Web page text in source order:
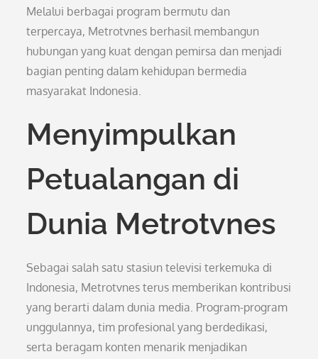
Melalui berbagai program bermutu dan
terpercaya, Metrotvnes berhasil membangun
hubungan yang kuat dengan pemirsa dan menjadi
bagian penting dalam kehidupan bermedia
masyarakat Indonesia.
Menyimpulkan
Petualangan di
Dunia Metrotvnes
Sebagai salah satu stasiun televisi terkemuka di
Indonesia, Metrotvnes terus memberikan kontribusi
yang berarti dalam dunia media. Program-program
unggulannya, tim profesional yang berdedikasi,
serta beragam konten menarik menjadikan